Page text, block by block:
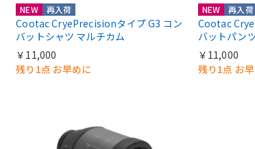
NEW 再入荷
Cootac CryePrecisionタイプ G3 コン
バットシャツ マルチカム
￥11,000
残り1点 お早めに
NEW 再入荷
Cootac
バットパン
￥11,000
残り1点 お